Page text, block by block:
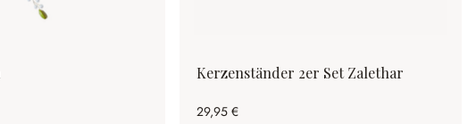
Kerzenständer 2er Set Zalethar
29,95 €